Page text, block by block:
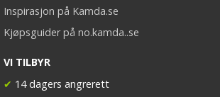
Inspirasjon på Kamda.se
Kjøpsguider på no.kamda..se
VI TILBYR
✔ 14 dagers angrerett